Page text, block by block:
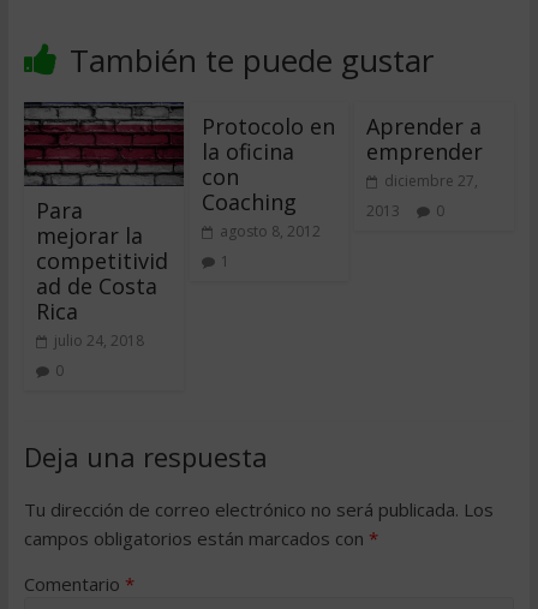
También te puede gustar
Para
mejorar la
competitivid
ad de Costa
Rica
julio 24, 2018
0
Protocolo en
la oficina
con
Coaching
agosto 8, 2012
1
Aprender a
emprender
diciembre 27,
2013
0
Deja una respuesta
Tu dirección de correo electrónico no será publicada. Los
campos obligatorios están marcados con *
Comentario *